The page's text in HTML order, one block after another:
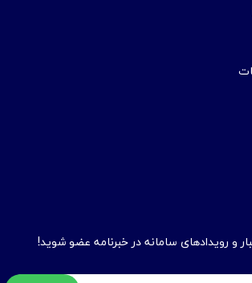
و رویدادهای سامانه در خبرنامه عضو شوید!